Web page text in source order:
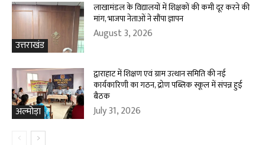
उत्तराखंड
लाखामंडल के विद्यालयों में शिक्षकों की कमी दूर करने की
मांग, भाजपा नेताओं ने सौंपा ज्ञापन
August 3, 2026
अल्मोड़ा
द्वाराहाट में शिक्षण एवं ग्राम उत्थान समिति की नई
कार्यकारिणी का गठन, द्रोण पब्लिक स्कूल में संपन्न हुई
बैठक
July 31, 2026